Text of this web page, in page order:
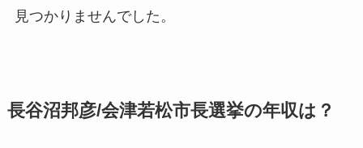
見つかりませんでした。
長谷沼邦彦/会津若松市長選挙の年収は？